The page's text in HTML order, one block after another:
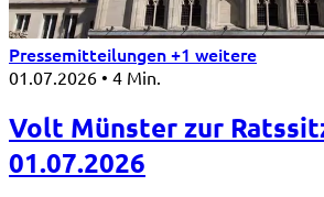
Pressemitteilungen+1 weitere
01.07.2026 • 4 Min.
Volt Münster zur
01.07.2026